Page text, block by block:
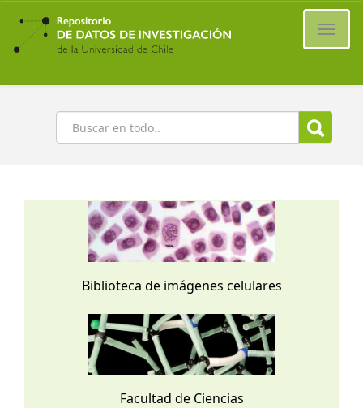
Ir
contenido
principal
Buscar
Biblioteca de imágenes celulares
Facultad de Ciencias